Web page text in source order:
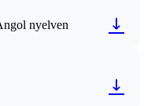
nyelven